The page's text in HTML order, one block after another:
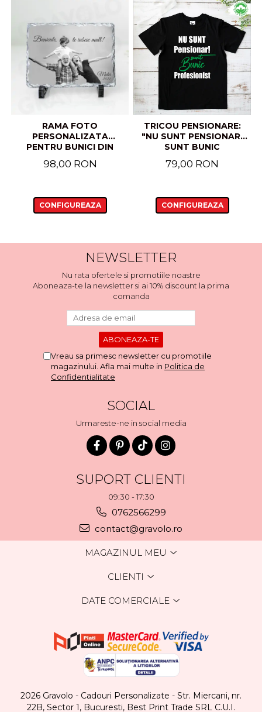
RAMA FOTO
PERSONALIZATA
PENTRU BUNICI DIN
98,00 RON
CONFIGUREAZA
TRICOU PENSIONARE:
"NU SUNT PENSIONAR!
SUNT BUNIC
79,00 RON
CONFIGUREAZA
NEWSLETTER
Nu rata ofertele si promotiile noastre
Aboneaza-te la newsletter si ai 10% discount la prima
comanda
Vreau sa primesc newsletter cu promotiile
magazinului. Afla mai multe in Politica de
Confidentialitate
SOCIAL
Urmareste-ne in social media
SUPORT CLIENTI
09:30 - 17:30
0762566299
contact@gravolo.ro
MAGAZINUL MEU
CLIENTI
DATE COMERCIALE
2026 Gravolo - Cadouri Personalizate - Str. Miercani, nr.
22B, Sector 1, Bucuresti, Best Print Trade SRL C.U.I.